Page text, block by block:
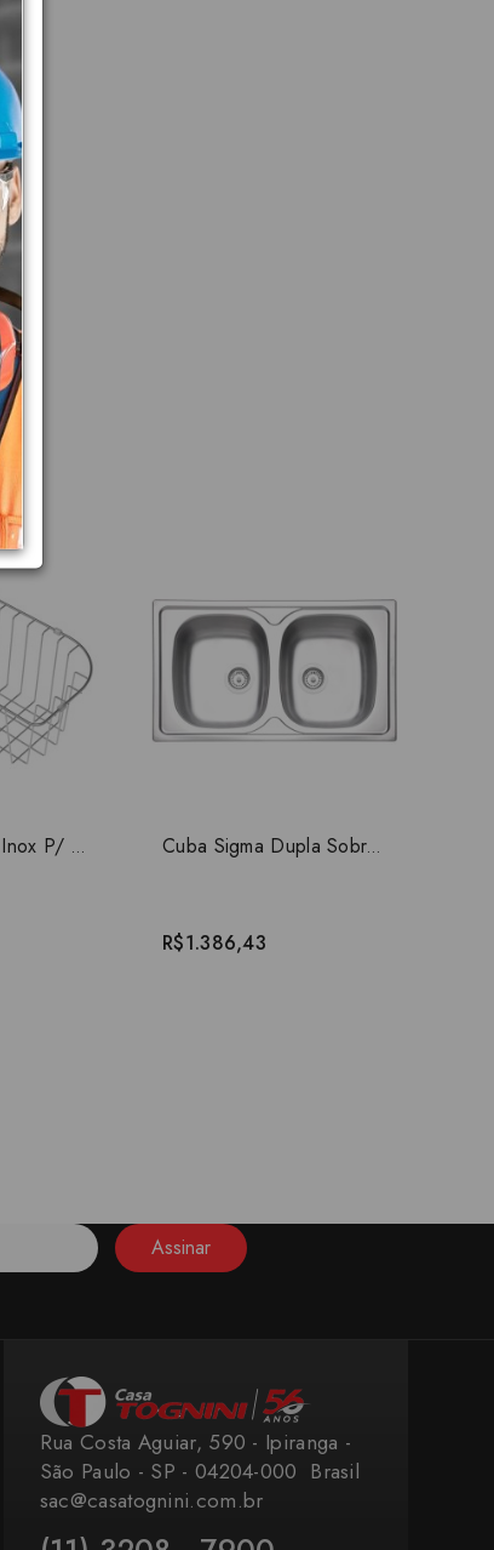
Cesta Aramada Inox P/ Cuba Maxi Morgana 94528/033 Cuba Sigma Dupla Sobrepor Inox Pre Polida 86 x 50cm Tramontina 93808602
R$1.386,43
Assinar
Rua Costa Aguiar, 590 - Ipiranga -
São Paulo - SP - 04204-000 ​ Brasil
sac@casatognini.com.br